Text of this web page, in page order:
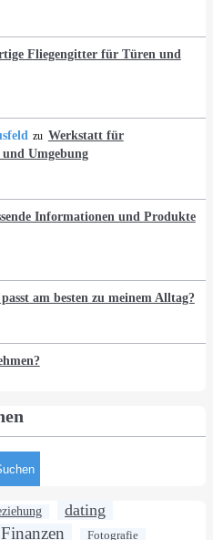
Fliegengitter für Türen und
zu Werkstatt für
Umgebung
Informationen und Produkte
am besten zu meinem Alltag?
dating
Finanzen Fotografie